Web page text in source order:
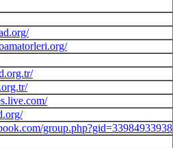
group.php?gid=33984933938